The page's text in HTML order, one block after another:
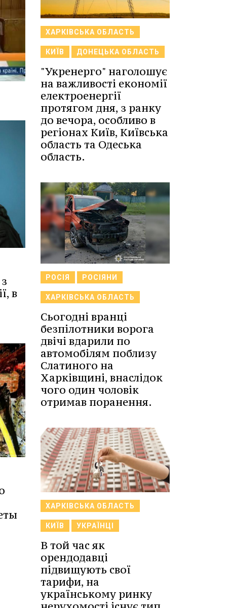
в
ХАРКІВСЬКА ОБЛАСТЬ
КИЇВ ДОНЕЦЬКА ОБЛАСТЬ
"Укренерго" наголошує
на важливості економії
електроенергії
протягом дня, з ранку
до вечора, особливо в
регіонах Київ, Київська
область та Одеська
область.
РОСІЯ РОСІЯНИ
ХАРКІВСЬКА ОБЛАСТЬ
Сьогодні вранці
безпілотники ворога
двічі вдарили по
автомобілям поблизу
Слатиного на
Харківщині, внаслідок
чого один чоловік
отримав поранення.
ХАРКІВСЬКА ОБЛАСТЬ
КИЇВ УКРАЇНЦІ
В той час як
орендодавці
підвищують свої
тарифи, на
українському ринку